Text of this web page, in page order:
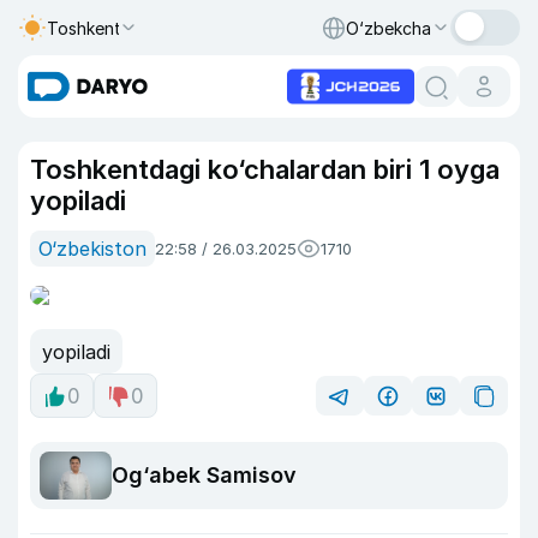
Toshkent O‘zbekcha
Toshkentdagi ko‘chalardan biri 1 oyga
yopiladi
O‘zbekiston 22:58 / 26.03.2025 1710
yopiladi
0
0
Og‘abek Samisov